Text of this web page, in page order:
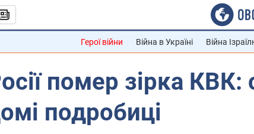
Герої війни Війна в Україні Війна
помер зірка КВК:
подробиці